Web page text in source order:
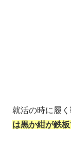
就活の時に履
は黒か紺が鉄